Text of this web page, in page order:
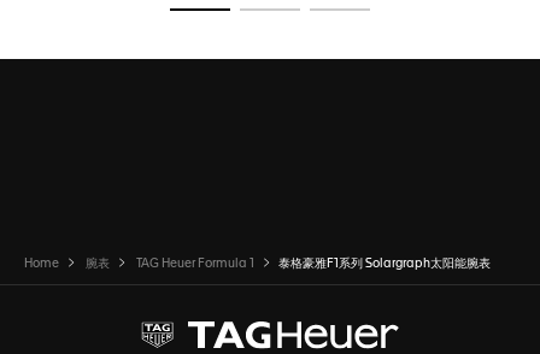
Home 腕表 TAG Heuer Formula 1 泰格豪雅F1系列 Solargraph太阳能腕表